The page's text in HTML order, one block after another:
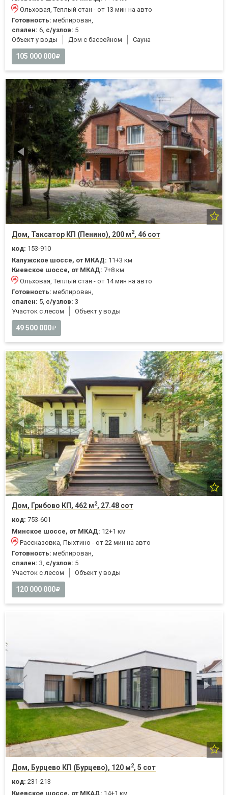
Ольховая, Теплый стан - от 13 мин на авто
Готовность: меблирован,
спален: 6, с/узлов: 5
Объект у воды
Дом с бассейном Cауна
105 000 000
Дом, Таксатор КП (Пенино), 200 м2, 46 сот
код: 153-910
Калужское шоссе, от МКАД: 11+3 км
Киевское шоссе, от МКАД: 7+8 км
Ольховая, Теплый стан - от 14 мин на авто
Готовность: меблирован,
спален: 5, с/узлов: 3
Участок с лесом
Объект у воды
49 500 000
Дом, Грибово КП, 462 м2, 27.48 сот
код: 753-601
Минское шоссе, от МКАД: 12+1 км
Рассказовка, Пыхтино - от 22 мин на авто
Готовность: меблирован,
спален: 3, с/узлов: 5
Участок с лесом
Объект у воды
120 000 000
Дом, Бурцево КП (Бурцево), 120 м2, 5 сот
код: 231-213
Киевское шоссе, от МКАД: 14+1 км